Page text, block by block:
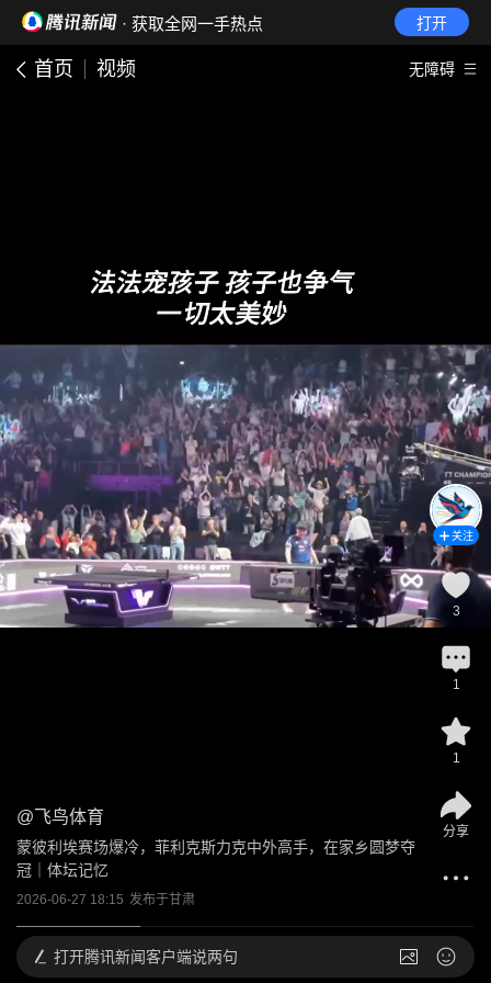
· 获取全网一手热点 打开
首页 视频 无障碍
@飞鸟体育
蒙彼利埃赛场爆冷，菲利克斯力克中外高手，在家乡圆梦夺
冠｜体坛记忆
2026-06-27 18:15 发布于甘肃
关注
3
1
1
分享
打开腾讯新闻客户端说两句